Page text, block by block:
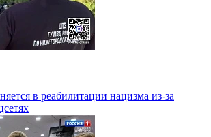
в реабилитации нацизма из-за